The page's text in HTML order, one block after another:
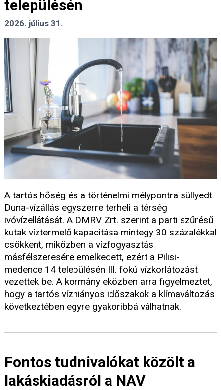
településén
2026. július 31.
A tartós hőség és a történelmi mélypontra süllyedt
Duna-vízállás egyszerre terheli a térség
ivóvízellátását. A DMRV Zrt. szerint a parti szűrésű
kutak víztermelő kapacitása mintegy 30 százalékkal
csökkent, miközben a vízfogyasztás
másfélszeresére emelkedett, ezért a Pilisi-
medence 14 településén III. fokú vízkorlátozást
vezettek be. A kormány eközben arra figyelmeztet,
hogy a tartós vízhiányos időszakok a klímaváltozás
következtében egyre gyakoribbá válhatnak.
Fontos tudnivalókat közölt a
lakáskiadásról a NAV